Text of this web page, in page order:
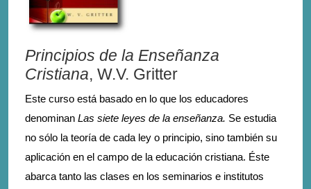
Principios de la Enseñanza
Cristiana, W.V. Gritter
Este curso está basado en lo que los educadores
denominan Las siete leyes de la enseñanza. Se estudia
no sólo la teoría de cada ley o principio, sino también su
aplicación en el campo de la educación cristiana. Éste
abarca tanto las clases en los seminarios e institutos